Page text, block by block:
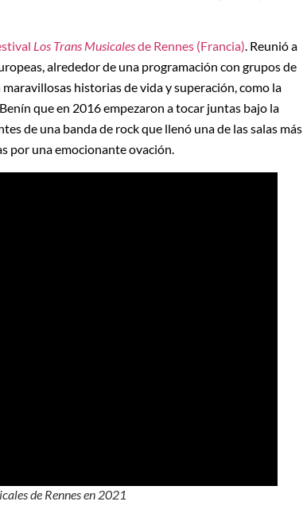
Los Trans Musicalesde Rennes (Francia) . Reunió a
alrededor de una programación con grupos de
historias de vida y superación, como la
que en 2016 empezaron a tocar juntas bajo la
de una banda de rock que llenó una de las salas más
por una emocionante ovación.
de Rennes en 2021